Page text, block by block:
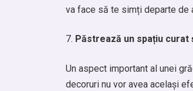
va face să te simți departe de
Păstrează un spațiu curat
Un aspect important al unei
decoruri nu vor avea același